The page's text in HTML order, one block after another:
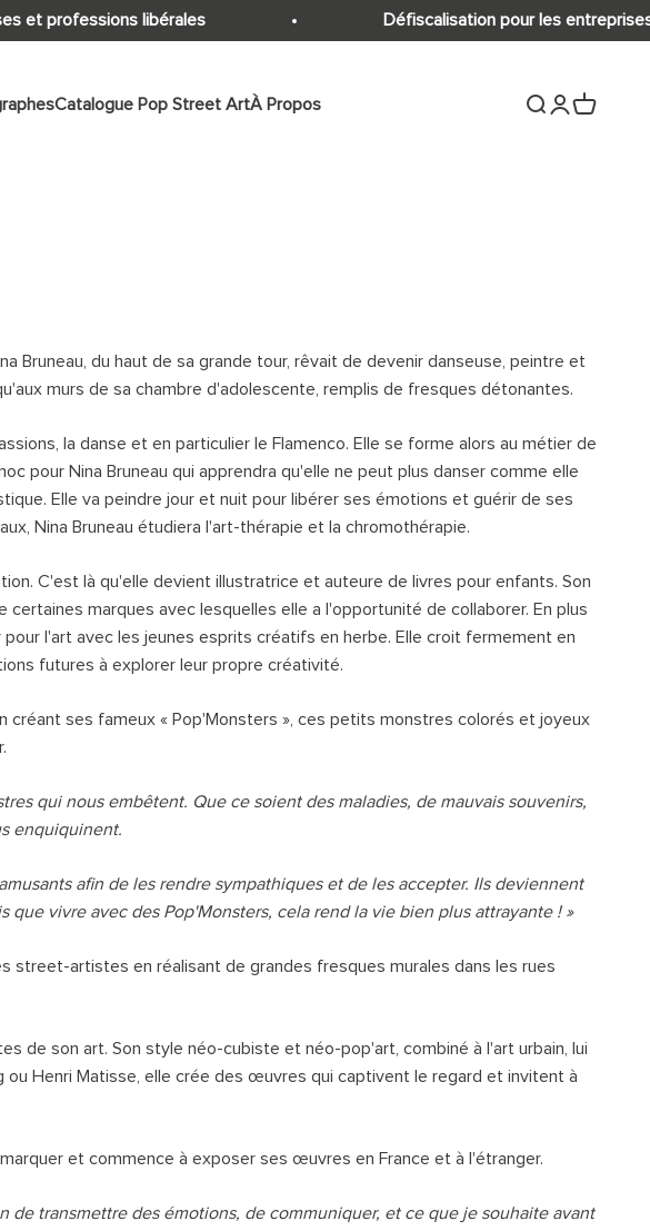
et professions libérales Défiscalisation pour les
Catalogue Pop Street ArtÀ Propos Ouvrir la
Ouvrir le
Voir le
Bruneau, du haut de sa grande tour, rêvait de devenir danseuse, peintre et
murs de sa chambre d'adolescente, remplis de fresques détonantes.
la danse et en particulier le Flamenco. Elle se forme alors au métier de
pour Nina Bruneau qui apprendra qu'elle ne peut plus danser comme elle
Elle va peindre jour et nuit pour libérer ses émotions et guérir de ses
Nina Bruneau étudiera l'art-thérapie et la chromothérapie.
C'est là qu'elle devient illustratrice et auteure de livres pour enfants. Son
marques avec lesquelles elle a l'opportunité de collaborer. En plus
l'art avec les jeunes esprits créatifs en herbe. Elle croit fermement en
futures à explorer leur propre créativité.
créant ses fameux « Pop'Monsters », ces petits monstres colorés et joyeux
qui nous embêtent. Que ce soient des maladies, de mauvais souvenirs,
enquiquinent.
afin de les rendre sympathiques et de les accepter. Ils deviennent
vivre avec des Pop'Monsters, cela rend la vie bien plus attrayante ! »
artistes en réalisant de grandes fresques murales dans les rues
de son art. Son style néo-cubiste et néo-pop'art, combiné à l'art urbain, lui
Henri Matisse, elle crée des œuvres qui captivent le regard et invitent à
et commence à exposer ses œuvres en France et à l'étranger.
de transmettre des émotions, de communiquer, et ce que je souhaite avant